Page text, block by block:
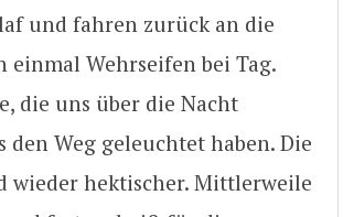
und fahren zurück an die
einmal Wehrseifen bei Tag.
die uns über die Nacht
den Weg geleuchtet haben. Die
wieder hektischer. Mittlerweile